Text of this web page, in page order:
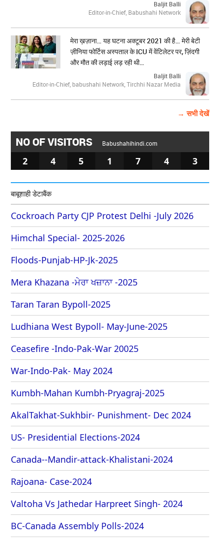
Baljit Balli
Editor-in-Chief, Babushahi Network
मेरा ख़ज़ाना… यह घटना अक्टूबर 2021 की है… मेरी बेटी
ज़ीनिया फोर्टिस अस्पताल के ICU में वेंटिलेटर पर, ज़िंदगी
और मौत की लड़ाई लड़ रही थी…
Baljit Balli
Editor-in-Chief, babushahi Network, Tirchhi Nazar Media
→ सभी देखें
NO OF VISITORS Babushahihindi.com
2 4 5 1 7 4 3
बाबूशाही डेटाबैंक
Cockroach Party CJP Protest Delhi -July 2026
Himchal Special- 2025-2026
Floods-Punjab-HP-Jk-2025
Mera Khazana -ਮੇਰਾ ਖਜ਼ਾਨਾ -2025
Taran Taran Bypoll-2025
Ludhiana West Bypoll- May-June-2025
Ceasefire -Indo-Pak-War 20025
War-Indo-Pak- May 2024
Kumbh-Mahan Kumbh-Pryagraj-2025
AkalTakhat-Sukhbir- Punishment- Dec 2024
US- Presidential Elections-2024
Canada--Mandir-attack-Khalistani-2024
Rajoana- Case-2024
Valtoha Vs Jathedar Harpreet Singh- 2024
BC-Canada Assembly Polls-2024